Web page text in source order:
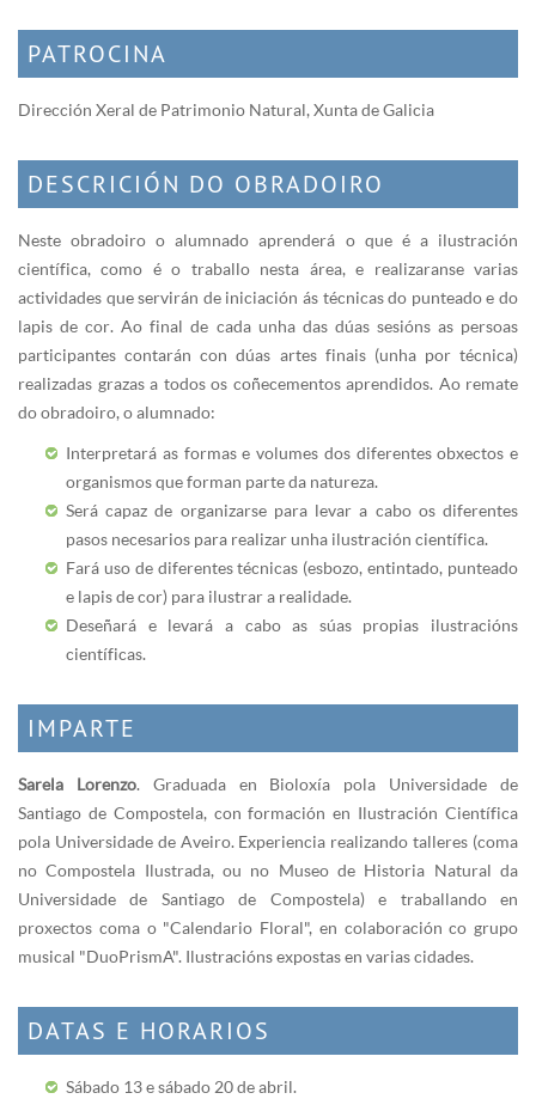
PATROCINA
Dirección Xeral de Patrimonio Natural, Xunta de Galicia
DESCRICIÓN DO OBRADOIRO
Neste obradoiro o alumnado aprenderá o que é a ilustración
científica, como é o traballo nesta área, e realizaranse varias
actividades que servirán de iniciación ás técnicas do punteado e do
lapis de cor. Ao final de cada unha das dúas sesións as persoas
participantes contarán con dúas artes finais (unha por técnica)
realizadas grazas a todos os coñecementos aprendidos. Ao remate
do obradoiro, o alumnado:
Interpretará as formas e volumes dos diferentes obxectos e
organismos que forman parte da natureza.
Será capaz de organizarse para levar a cabo os diferentes
pasos necesarios para realizar unha ilustración científica.
Fará uso de diferentes técnicas (esbozo, entintado, punteado
e lapis de cor) para ilustrar a realidade.
Deseñará e levará a cabo as súas propias ilustracións
científicas.
IMPARTE
Sarela Lorenzo. Graduada en Bioloxía pola Universidade de
Santiago de Compostela, con formación en Ilustración Científica
pola Universidade de Aveiro. Experiencia realizando talleres (coma
no Compostela Ilustrada, ou no Museo de Historia Natural da
Universidade de Santiago de Compostela) e traballando en
proxectos coma o "Calendario Floral", en colaboración co grupo
musical "DuoPrismA". Ilustracións expostas en varias cidades.
DATAS E HORARIOS
Sábado 13 e sábado 20 de abril.